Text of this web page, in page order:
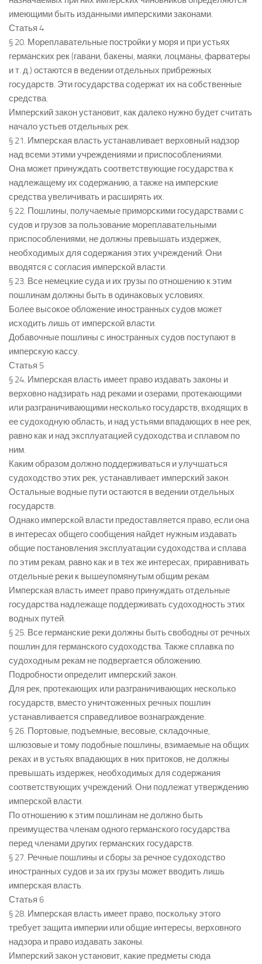
имеющими быть изданными имперскими законами.
Статья 4
§ 20. Мореплавательные постройки у моря и при устьях
германских рек (гавани, бакены, маяки, лоцманы, фарватеры
и т. д.) остаются в ведении отдельных прибрежных
государств. Эти государства содержат их на собственные
средства.
Имперский закон установит, как далеко нужно будет считать
начало устьев отдельных рек.
§ 21. Имперская власть устанавливает верховный надзор
над всеми этими учреждениями и приспособлениями.
Она может принуждать соответствующие государства к
надлежащему их содержанию, а также на имперские
средства увеличивать и расширять их.
§ 22. Пошлины, получаемые приморскими государствами с
судов и грузов за пользование мореплавательными
приспособлениями, не должны превышать издержек,
необходимых для содержания этих учреждений. Они
вводятся с согласия имперской власти.
§ 23. Все немецкие суда и их грузы по отношению к этим
пошлинам должны быть в одинаковых условиях.
Более высокое обложение иностранных судов может
исходить лишь от имперской власти.
Добавочные пошлины с иностранных судов поступают в
имперскую кассу.
Статья 5
§ 24. Имперская власть имеет право издавать законы и
верховно надзирать над реками и озерами, протекающими
или разграничивающими несколько государств, входящих в
ее судоходную область, и над устьями впадающих в нее рек,
равно как и над эксплуатацией судоходства и сплавом по
ним.
Каким образом должно поддерживаться и улучшаться
судоходство этих рек, устанавливает имперский закон.
Остальные водные пути остаются в ведении отдельных
государств.
Однако имперской власти предоставляется право, если она
в интересах общего сообщения найдет нужным издавать
общие постановления эксплуатации судоходства и сплава
по этим рекам, равно как и в тех же интересах, приравнивать
отдельные реки к вышеупомянутым общим рекам.
Имперская власть имеет право принуждать отдельные
государства надлежаще поддерживать судоходность этих
водных путей.
§ 25. Все германские реки должны быть свободны от речных
пошлин для германского судоходства. Также сплавка по
судоходным рекам не подвергается обложению.
Подробности определит имперский закон.
Для рек, протекающих или разграничивающих несколько
государств, вместо уничтоженных речных пошлин
устанавливается справедливое вознаграждение.
§ 26. Портовые, подъемные, весовые, складочные,
шлюзовые и тому подобные пошлины, взимаемые на общих
реках и в устьях впадающих в них притоков, не должны
превышать издержек, необходимых для содержания
соответствующих учреждений. Они подлежат утверждению
имперской власти.
По отношению к этим пошлинам не должно быть
преимущества членам одного германского государства
перед членами других германских государств.
§ 27. Речные пошлины и сборы за речное судоходство
иностранных судов и за их грузы может вводить лишь
имперская власть.
Статья 6
§ 28. Имперская власть имеет право, поскольку этого
требует защита империи или общие интересы, верховного
надзора и право издавать законы.
Имперский закон установит, какие предметы сюда